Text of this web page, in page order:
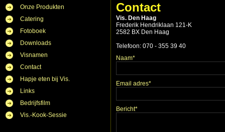
Onze Produkten
Catering
Fotoboek
Downloads
Visnamen
Contact
Hapje eten bij Vis.
Links
Bedrijfsfilm
Vis.-Kook-Sessie
Contact
Vis. Den Haag
Frederik Hendriklaan 121-K
2582 BX Den Haag
Telefoon: 070 - 355 39 40
Naam*
Email adres*
Bericht*